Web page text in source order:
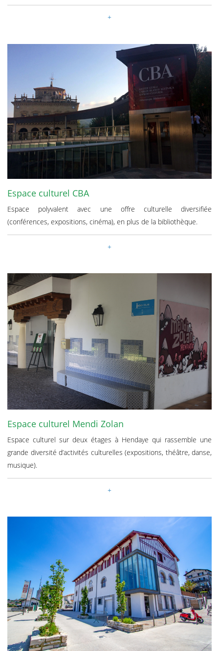
Espace culturel CBA
Espace polyvalent avec une offre culturelle diversifiée
(conférences, expositions, cinéma), en plus de la bibliothèque.
Espace culturel Mendi Zolan
Espace culturel sur deux étages à Hendaye qui rassemble une
grande diversité d’activités culturelles (expositions, théâtre, danse,
musique).